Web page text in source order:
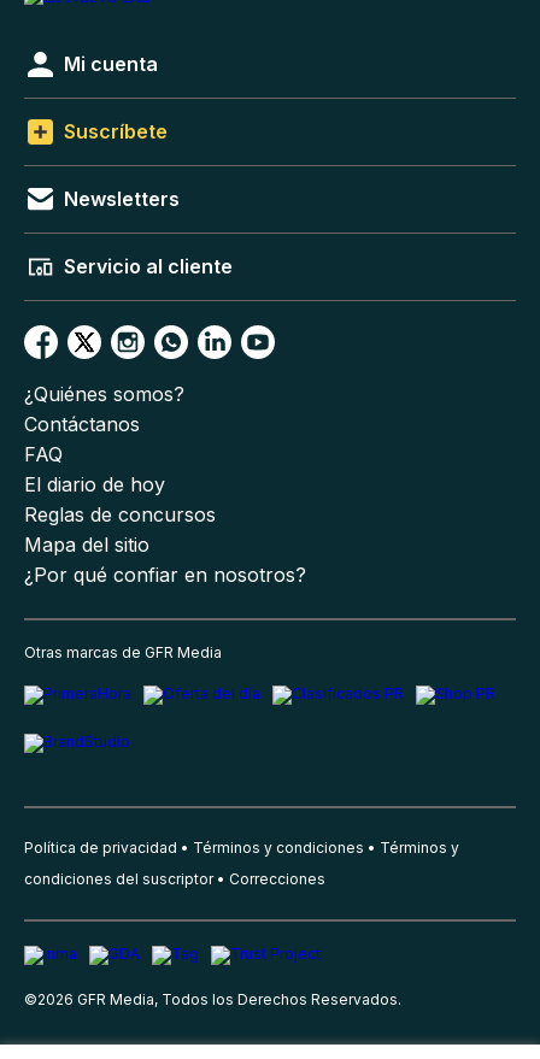
Mi cuenta
Suscríbete
Newsletters
Servicio al cliente
¿Quiénes somos?
Contáctanos
FAQ
El diario de hoy
Reglas de concursos
Mapa del sitio
¿Por qué confiar en nosotros?
Otras marcas de GFR Media
Política de privacidad Términos y condiciones
Términos y
condiciones del suscriptor
Correcciones
©2026 GFR Media, Todos los Derechos Reservados.